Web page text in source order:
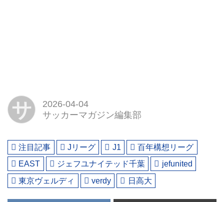
サ
2026-04-04
サッカーマガジン編集部
注目記事 Jリーグ J1
百年構想リーグ
EAST
ジェフユナイテッド千葉
jefunited
東京ヴェルディ
verdy 日高大